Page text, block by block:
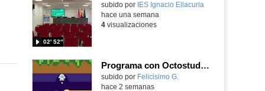
Contenido educativo.
subido por IES Ignacio Ellacuria
02′ 52″
hace una semana
4visualizaciones
Programa con Octostudio, un juego moviendo la tablet para ganar con España, el mundial 2026
Contenido educativo.
subido por Felicisimo G.
hace 2 semanas